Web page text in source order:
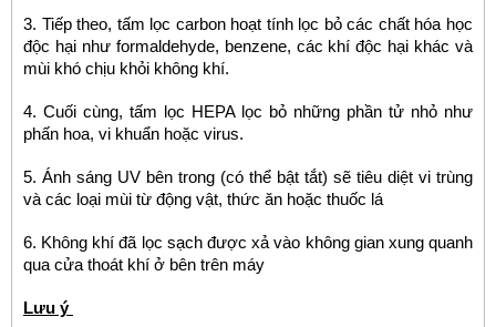
3. Tiếp theo, tấm lọc carbon hoạt tính lọc bỏ các chất hóa học
độc hại như formaldehyde, benzene, các khí độc hại khác và
mùi khó chịu khỏi không khí.
4. Cuối cùng, tấm lọc HEPA lọc bỏ những phần tử nhỏ như
phấn hoa, vi khuẩn hoặc virus.
5. Ánh sáng UV bên trong (có thể bật tắt) sẽ tiêu diệt vi trùng
và các loại mùi từ động vật, thức ăn hoặc thuốc lá
6. Không khí đã lọc sạch được xả vào không gian xung quanh
qua cửa thoát khí ở bên trên máy
Lưu ý